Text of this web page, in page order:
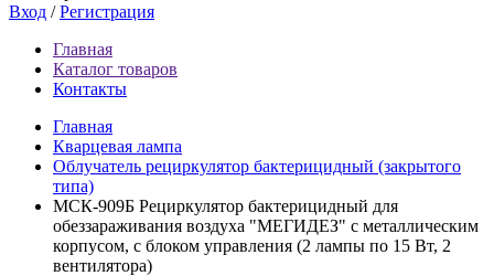
Вход /Регистрация
Главная
Каталог товаров
Контакты
Главная
Кварцевая лампа
Облучатель рециркулятор бактерицидный (закрытого
типа)
МСК-909Б Рециркулятор бактерицидный для
обеззараживания воздуха "МЕГИДЕЗ" с металлическим
корпусом, с блоком управления (2 лампы по 15 Вт, 2
вентилятора)